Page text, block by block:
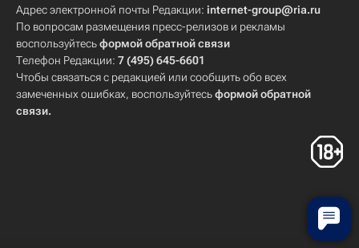
Адрес электронной почты Редакции: internet-group@ria.ru
По вопросам размещения пресс-релизов и рекламы
воспользуйтесьформой обратной связи
Телефон Редакции: 7 (495) 645-6601
Чтобы связаться с редакцией или сообщить обо всех
замеченных ошибках, воспользуйтесьформой обратной
связи.